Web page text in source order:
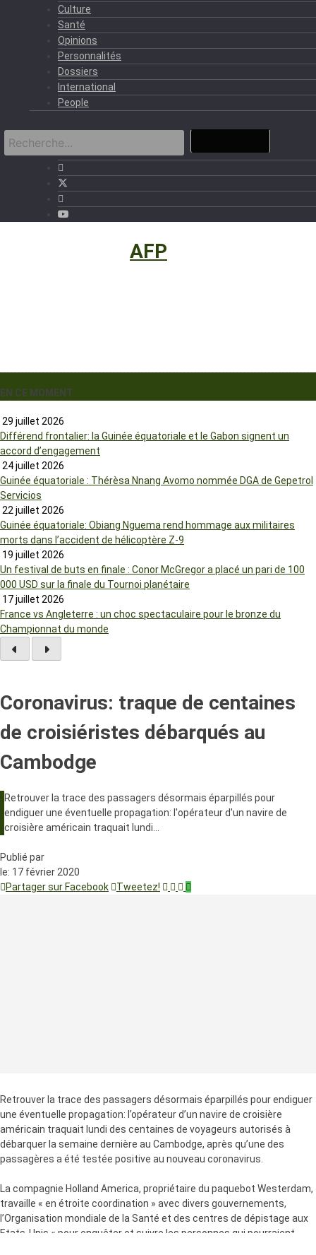
Culture
Santé
Opinions
Personnalités
Dossiers
International
People
AFP
EN CE MOMENT
29 juillet 2026
Différend frontalier: la Guinée équatoriale et le Gabon signent un
accord d’engagement
24 juillet 2026
Guinée équatoriale : Thérèsa Nnang Avomo nommée DGA de Gepetrol
Servicios
22 juillet 2026
Guinée équatoriale: Obiang Nguema rend hommage aux militaires
morts dans l’accident de hélicoptère Z-9
19 juillet 2026
Un festival de buts en finale : Conor McGregor a placé un pari de 100
000 USD sur la finale du Tournoi planétaire
17 juillet 2026
France vs Angleterre : un choc spectaculaire pour le bronze du
Championnat du monde
Coronavirus: traque de centaines
de croisiéristes débarqués au
Cambodge
Retrouver la trace des passagers désormais éparpillés pour
endiguer une éventuelle propagation: l'opérateur d'un navire de
croisière américain traquait lundi…
Publié par
le: 17 février 2020
Partager sur Facebook
Tweetez!
Retrouver la trace des passagers désormais éparpillés pour endiguer
une éventuelle propagation: l’opérateur d’un navire de croisière
américain traquait lundi des centaines de voyageurs autorisés à
débarquer la semaine dernière au Cambodge, après qu’une des
passagères a été testée positive au nouveau coronavirus.
La compagnie Holland America, propriétaire du paquebot Westerdam,
travaille « en étroite coordination » avec divers gouvernements,
l’Organisation mondiale de la Santé et des centres de dépistage aux
Etats-Unis « pour enquêter et suivre les personnes qui pourraient